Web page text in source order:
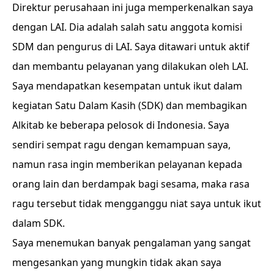
Direktur perusahaan ini juga memperkenalkan saya
dengan LAI. Dia adalah salah satu anggota komisi
SDM dan pengurus di LAI. Saya ditawari untuk aktif
dan membantu pelayanan yang dilakukan oleh LAI.
Saya mendapatkan kesempatan untuk ikut dalam
kegiatan Satu Dalam Kasih (SDK) dan membagikan
Alkitab ke beberapa pelosok di Indonesia. Saya
sendiri sempat ragu dengan kemampuan saya,
namun rasa ingin memberikan pelayanan kepada
orang lain dan berdampak bagi sesama, maka rasa
ragu tersebut tidak mengganggu niat saya untuk ikut
dalam SDK.
Saya menemukan banyak pengalaman yang sangat
mengesankan yang mungkin tidak akan saya